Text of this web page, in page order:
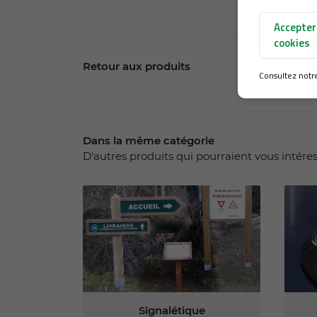
cookies
Consultez
Retour aux produits
Dans la même catégorie
D'autres produits qui pourraient vous
Signalétique